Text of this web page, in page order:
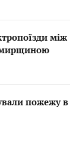
між
пожежу в